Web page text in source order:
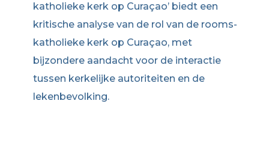
katholieke kerk op Curaçao’ biedt een
kritische analyse van de rol van de rooms-
katholieke kerk op Curaçao, met
bijzondere aandacht voor de interactie
tussen kerkelijke autoriteiten en de
lekenbevolking.